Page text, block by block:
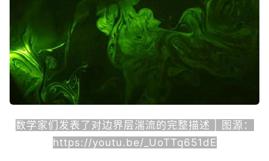
数学家们发表了对边界层湍流的完整描述 | 图源：
https://youtu.be/_UoTTq651dE